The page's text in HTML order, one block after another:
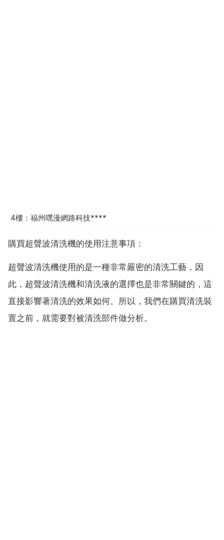
4樓：福州嘿漫網路科技****
購買超聲波清洗機的使用注意事項：
超聲波清洗機使用的是一種非常嚴密的清洗工藝，因
此，超聲波清洗機和清洗液的選擇也是非常關鍵的，這
直接影響著清洗的效果如何。所以，我們在購買清洗裝
置之前，就需要對被清洗部件做分析。